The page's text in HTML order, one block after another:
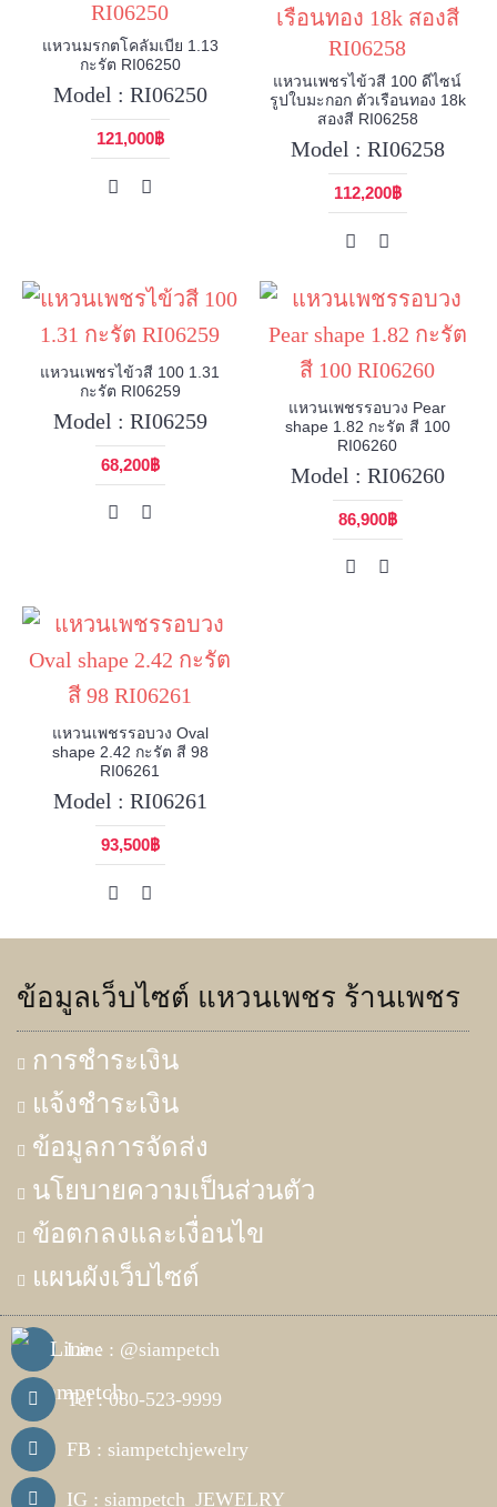
แหวนมรกตโคลัมเบีย 1.13
กะรัต RI06250
Model : RI06250
121,000฿
แหวนเพชรไข้วสี 100 ดีไซน์
รูปใบมะกอก ตัวเรือนทอง 18k
สองสี RI06258
Model : RI06258
112,200฿
แหวนเพชรไข้วสี 100 1.31
กะรัต RI06259
Model : RI06259
68,200฿
แหวนเพชรรอบวง Pear
shape 1.82 กะรัต สี 100
RI06260
Model : RI06260
86,900฿
แหวนเพชรรอบวง Oval
shape 2.42 กะรัต สี 98
RI06261
Model : RI06261
93,500฿
ข้อมูลเว็บไซต์ แหวนเพชร ร้านเพชร
การชำระเงิน
แจ้งชำระเงิน
ข้อมูลการจัดส่ง
นโยบายความเป็นส่วนตัว
ข้อตกลงและเงื่อนไข
แผนผังเว็บไซต์
Line : @siampetch
Tel : 080-523-9999
FB : siampetchjewelry
IG : siampetch_JEWELRY